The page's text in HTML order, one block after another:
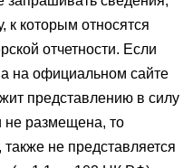
к которым относятся
отчетности. Если
на официальном сайте
представлению в силу
не размещена, то
также не представляется